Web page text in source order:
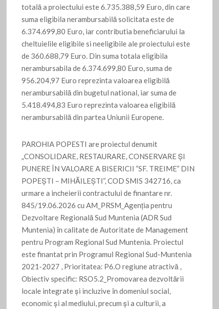
totală a proiectului este 6.735.388,59 Euro, din care
suma eligibila nerambursabilă solicitata este de
6.374.699,80 Euro, iar contributia beneficiarului la
cheltuielile eligibile si neeligibile ale proiectului este
de 360.688,79 Euro. Din suma totala eligibila
nerambursabila de 6.374.699,80 Euro, suma de
956.204,97 Euro reprezinta valoarea eligibilă
nerambursabilă din bugetul national, iar suma de
5.418.494,83 Euro reprezinta valoarea eligibilă
nerambursabilă din partea Uniunii Europene.
PAROHIA POPESTI are proiectul denumit
„CONSOLIDARE, RESTAURARE, CONSERVARE ȘI
PUNERE ÎN VALOARE A BISERICII ”SF. TREIME” DIN
POPEȘTI – MIHĂILEȘTI”, COD SMIS 342716, ca
urmare a incheierii contractului de finantare nr.
845/19.06.2026 cu AM_PRSM_Agenția pentru
Dezvoltare Regională Sud Muntenia (ADR Sud
Muntenia) în calitate de Autoritate de Management
pentru Program Regional Sud Muntenia. Proiectul
este finantat prin Programul Regional Sud-Muntenia
2021-2027 , Prioritatea: P6.O regiune atractivă ,
Obiectiv specific: RSO5.2_Promovarea dezvoltării
locale integrate și incluzive în domeniul social,
economic și al mediului, precum și a culturii, a